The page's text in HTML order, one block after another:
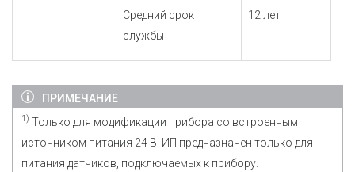
Средний срок
службы
12 лет
ПРИМЕЧАНИЕ
1) Только для модификации прибора со встроенным
источником питания 24 В. ИП предназначен только для
питания датчиков, подключаемых к прибору.